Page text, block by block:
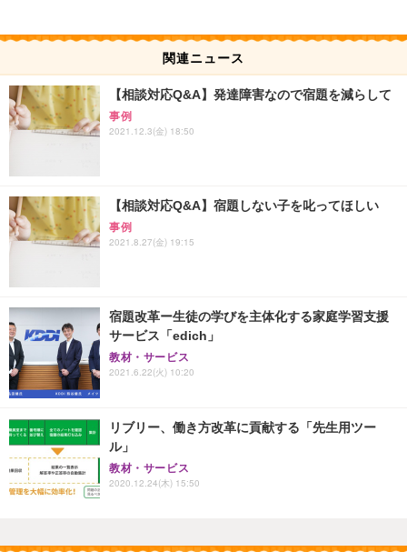
関連ニュース
【相談対応Q&A】発達障害なので宿題を減らして
事例
2021.12.3(金) 18:50
【相談対応Q&A】宿題しない子を叱ってほしい
事例
2021.8.27(金) 19:15
宿題改革ー生徒の学びを主体化する家庭学習支援
サービス「edich」
教材・サービス
2021.6.22(火) 10:20
リブリー、働き方改革に貢献する「先生用ツー
ル」
教材・サービス
2020.12.24(木) 15:50